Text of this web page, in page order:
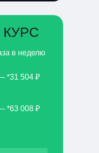
*31 504 ₽
*63 008 ₽
в неделю